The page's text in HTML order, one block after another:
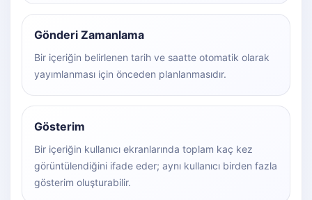
Gönderi Zamanlama
Bir içeriğin belirlenen tarih ve saatte otomatik olarak
yayımlanması için önceden planlanmasıdır.
Gösterim
Bir içeriğin kullanıcı ekranlarında toplam kaç kez
görüntülendiğini ifade eder; aynı kullanıcı birden fazla
gösterim oluşturabilir.